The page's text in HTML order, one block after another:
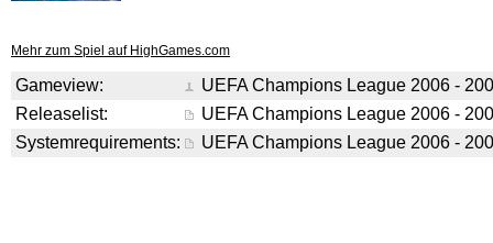
Mehr zum Spiel auf HighGames.com
Gameview:
UEFA Champions League 2006 -
Releaselist:
UEFA Champions League 2006 -
Systemrequirements:
UEFA Champions League 2006 -